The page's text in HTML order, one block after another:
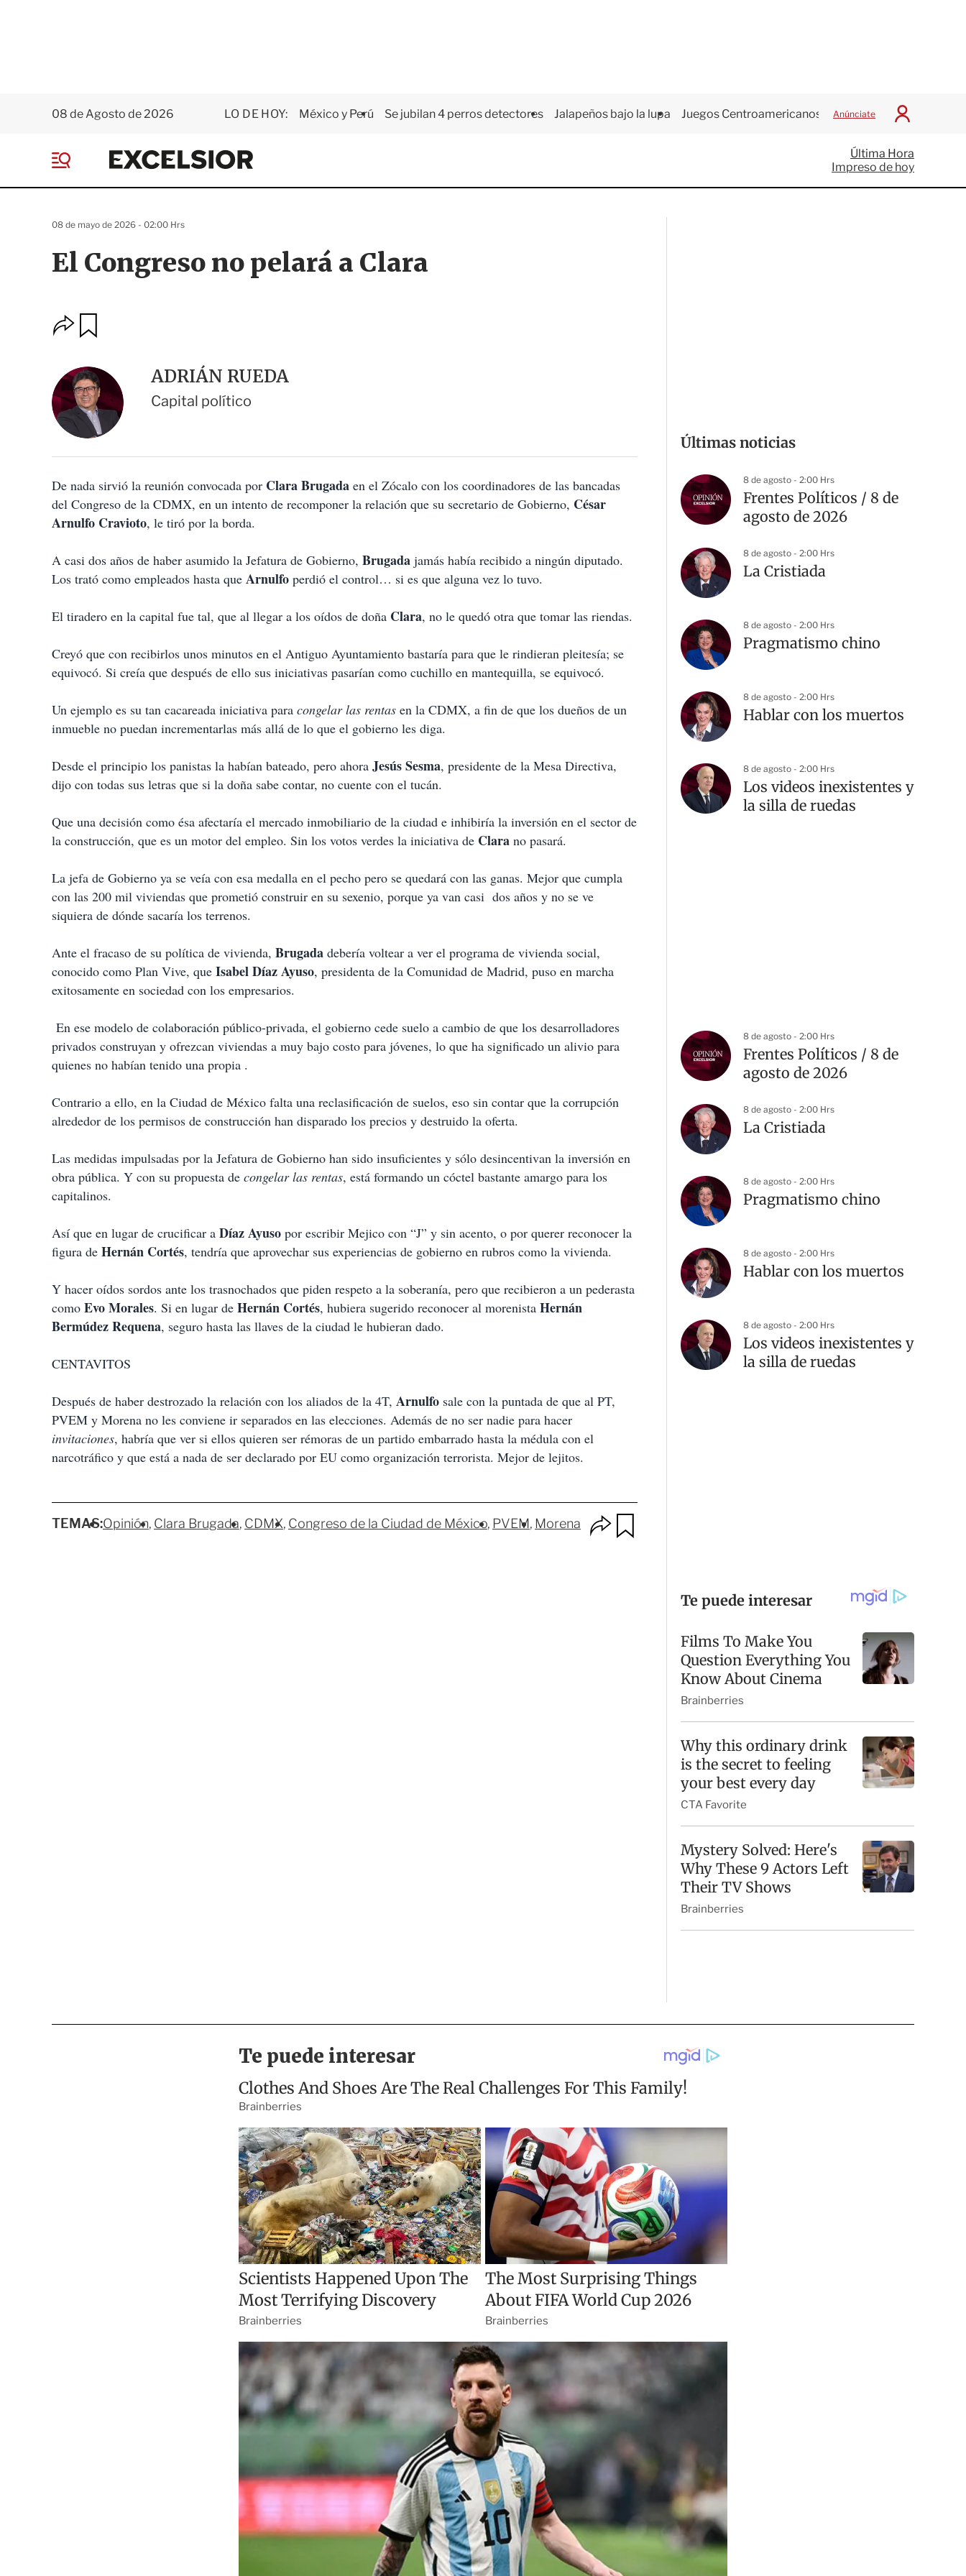
08 de Agosto de 2026 LO DE HOY: México y Perú Se jubilan 4 perros detectores Jalapeños bajo la lupa Juegos Centroamericanos Anúnciate
I
c
i
a
E
x
e
r
e
Última Hora
Impreso de hoy
El Congreso no pelará a Clara
08 de mayo de 2026 - 02:00 Hrs
O
p
o
n
e
s
d
e
c
m
p
a
r
r
d
r
ADRIÁN RUEDA
Capital político
De nada sirvió la reunión convocada por Clara Brugada en el Zócalo con los coordinadores de las bancadas
del Congreso de la CDMX, en un intento de recomponer la relación que su secretario de Gobierno, César
Arnulfo Cravioto, le tiró por la borda.
A casi dos años de haber asumido la Jefatura de Gobierno, Brugada jamás había recibido a ningún diputado.
Los trató como empleados hasta que Arnulfo perdió el control… si es que alguna vez lo tuvo.
El tiradero en la capital fue tal, que al llegar a los oídos de doña Clara, no le quedó otra que tomar las riendas.
Creyó que con recibirlos unos minutos en el Antiguo Ayuntamiento bastaría para que le rindieran pleitesía; se
equivocó. Si creía que después de ello sus iniciativas pasarían como cuchillo en mantequilla, se equivocó.
Un ejemplo es su tan cacareada iniciativa para congelar las rentas en la CDMX, a fin de que los dueños de un
inmueble no puedan incrementarlas más allá de lo que el gobierno les diga.
Desde el principio los panistas la habían bateado, pero ahora Jesús Sesma, presidente de la Mesa Directiva,
dijo con todas sus letras que si la doña sabe contar, no cuente con el tucán.
Que una decisión como ésa afectaría el mercado inmobiliario de la ciudad e inhibiría la inversión en el sector de
la construcción, que es un motor del empleo. Sin los votos verdes la iniciativa de Clara no pasará.
La jefa de Gobierno ya se veía con esa medalla en el pecho pero se quedará con las ganas. Mejor que cumpla
con las 200 mil viviendas que prometió construir en su sexenio, porque ya van casi dos años y no se ve
siquiera de dónde sacaría los terrenos.
Ante el fracaso de su política de vivienda, Brugada debería voltear a ver el programa de vivienda social,
conocido como Plan Vive, que Isabel Díaz Ayuso, presidenta de la Comunidad de Madrid, puso en marcha
exitosamente en sociedad con los empresarios.
En ese modelo de colaboración público-privada, el gobierno cede suelo a cambio de que los desarrolladores
privados construyan y ofrezcan viviendas a muy bajo costo para jóvenes, lo que ha significado un alivio para
quienes no habían tenido una propia .
Contrario a ello, en la Ciudad de México falta una reclasificación de suelos, eso sin contar que la corrupción
alrededor de los permisos de construcción han disparado los precios y destruido la oferta.
Las medidas impulsadas por la Jefatura de Gobierno han sido insuficientes y sólo desincentivan la inversión en
obra pública. Y con su propuesta de congelar las rentas, está formando un cóctel bastante amargo para los
capitalinos.
Así que en lugar de crucificar a Díaz Ayuso por escribir Mejico con “J” y sin acento, o por querer reconocer la
figura de Hernán Cortés, tendría que aprovechar sus experiencias de gobierno en rubros como la vivienda.
Y hacer oídos sordos ante los trasnochados que piden respeto a la soberanía, pero que recibieron a un pederasta
como Evo Morales. Si en lugar de Hernán Cortés, hubiera sugerido reconocer al morenista Hernán
Bermúdez Requena, seguro hasta las llaves de la ciudad le hubieran dado.
CENTAVITOS
Después de haber destrozado la relación con los aliados de la 4T, Arnulfo sale con la puntada de que al PT,
PVEM y Morena no les conviene ir separados en las elecciones. Además de no ser nadie para hacer
invitaciones, habría que ver si ellos quieren ser rémoras de un partido embarrado hasta la médula con el
narcotráfico y que está a nada de ser declarado por EU como organización terrorista. Mejor de lejitos.
TEMAS:Opinión Clara Brugada CDMX Congreso de la Ciudad de México PVEM Morena
p
Últimas noticias
8 de agosto - 2:00 Hrs
Frentes Políticos / 8 de
agosto de 2026
8 de agosto - 2:00 Hrs
La Cristiada
8 de agosto - 2:00 Hrs
Pragmatismo chino
8 de agosto - 2:00 Hrs
Hablar con los muertos
8 de agosto - 2:00 Hrs
Los videos inexistentes y
la silla de ruedas
8 de agosto - 2:00 Hrs
Frentes Políticos / 8 de
agosto de 2026
8 de agosto - 2:00 Hrs
La Cristiada
8 de agosto - 2:00 Hrs
Pragmatismo chino
8 de agosto - 2:00 Hrs
Hablar con los muertos
8 de agosto - 2:00 Hrs
Los videos inexistentes y
la silla de ruedas